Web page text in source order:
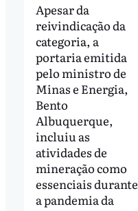
Apesar da
reivindicação da
categoria, a
portaria emitida
pelo ministro de
Minas e Energia,
Bento
Albuquerque,
incluiu as
atividades de
mineração como
essenciais durante
a pandemia da